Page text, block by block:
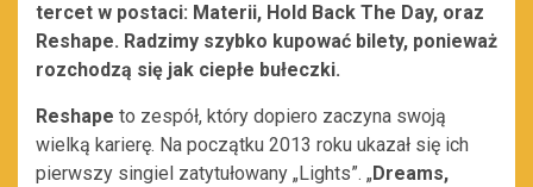
tercet w postaci: Materii, Hold Back The Day, oraz
Reshape. Radzimy szybko kupować bilety, ponieważ
rozchodzą się jak ciepłe bułeczki.
Reshape to zespół, który dopiero zaczyna swoją
wielką karierę. Na początku 2013 roku ukazał się ich
pierwszy singiel zatytułowany „Lights”. „ Dreams,